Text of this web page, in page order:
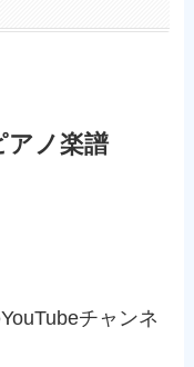
アノ楽譜
チャンネ